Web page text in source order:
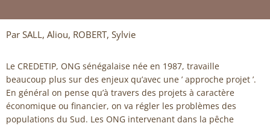
Par SALL, Aliou, ROBERT, Sylvie
Le CREDETIP, ONG sénégalaise née en 1987, travaille
beaucoup plus sur des enjeux qu’avec une ’ approche projet ’.
En général on pense qu’à travers des projets à caractère
économique ou financier, on va régler les problèmes des
populations du Sud. Les ONG intervenant dans la pêche